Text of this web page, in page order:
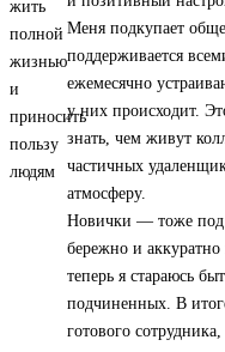
Меня подкупает
поддерживается
ежемесячно
у них происходит.
знать, чем живут
частичных
атмосферу.
Новички — тоже
бережно и
теперь я стараюсь
подчиненных. В
готового